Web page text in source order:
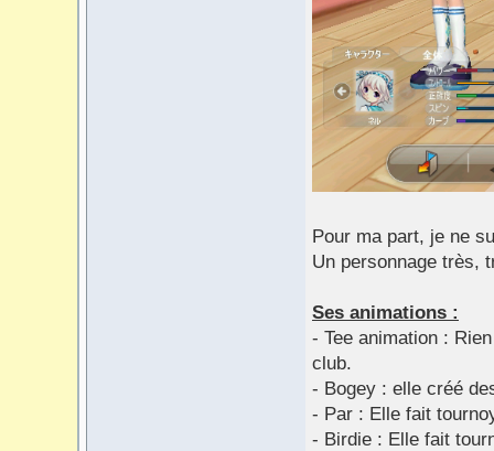
Pour ma part, je ne
Un personnage très,
Ses animations :
- Tee animation :
club.
- Bogey : elle créé
- Par : Elle fait
- Birdie : Elle fait